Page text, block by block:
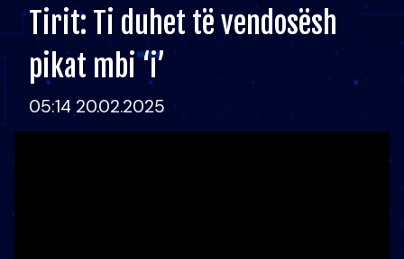
Tirit: Ti duhet të vendosësh
pikat mbi ‘i’
05:14 20.02.2025